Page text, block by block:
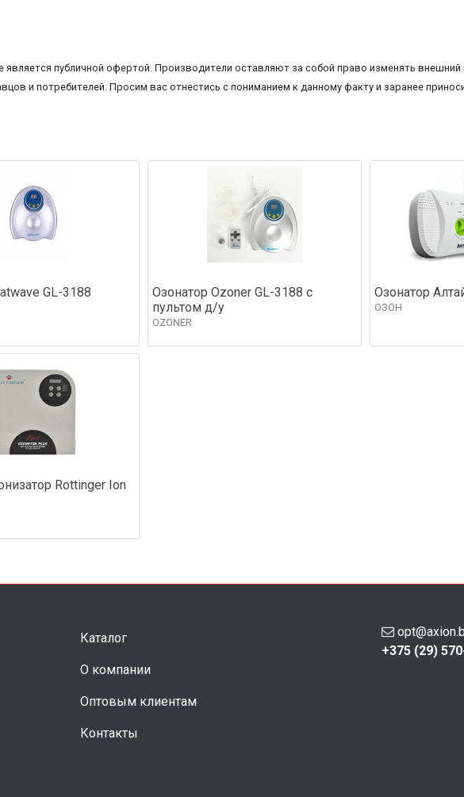
публичной офертой. Производители оставляют за собой право изменять внешний
и потребителей. Просим вас отнестись с пониманием к данному факту и заранее
GL-3188
Озонатор Ozoner GL-3188 с
пультом д/у
OZONER
Озонатор
ОЗОН
Rottinger Ion
Каталог
О компании
Оптовым клиентам
Контакты
+375 (29)